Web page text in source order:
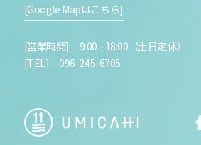
[Google Mapはこちら]
[営業時間] 9:00 - 18:00（土日定休）
[TEL] 096-245-6705